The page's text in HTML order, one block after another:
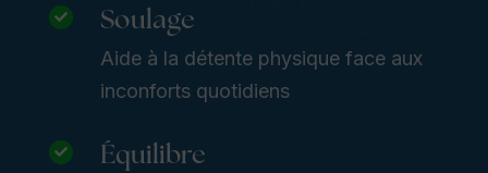
 Soulage
Aide à la détente physique face aux
inconforts quotidiens
 Équilibre